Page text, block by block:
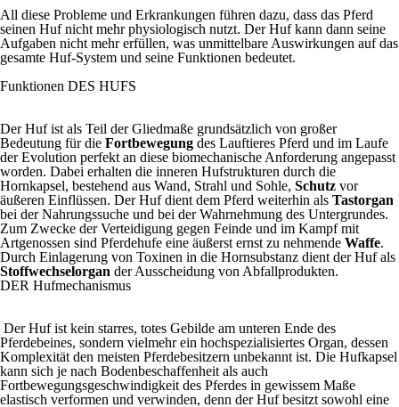
All diese Probleme und Erkrankungen führen dazu, dass das Pferd
seinen Huf nicht mehr physiologisch nutzt. Der Huf kann dann seine
Aufgaben nicht mehr erfüllen, was unmittelbare Auswirkungen auf das
gesamte Huf-System und seine Funktionen bedeutet.
Funktionen DES HUFS
Der Huf ist als Teil der Gliedmaße grundsätzlich von großer
Bedeutung für die Fortbewegung des Lauftieres Pferd und im Laufe
der Evolution perfekt an diese biomechanische Anforderung angepasst
worden. Dabei erhalten die inneren Hufstrukturen durch die
Hornkapsel, bestehend aus Wand, Strahl und Sohle, Schutz vor
äußeren Einflüssen. Der Huf dient dem Pferd weiterhin als Tastorgan
bei der Nahrungssuche und bei der Wahrnehmung des Untergrundes.
Zum Zwecke der Verteidigung gegen Feinde und im Kampf mit
Artgenossen sind Pferdehufe eine äußerst ernst zu nehmende Waffe.
Durch Einlagerung von Toxinen in die Hornsubstanz dient der Huf als
Stoffwechselorgan der Ausscheidung von Abfallprodukten.
DER Hufmechanismus
Der Huf ist kein starres, totes Gebilde am unteren Ende des
Pferdebeines, sondern vielmehr ein hochspezialisiertes Organ, dessen
Komplexität den meisten Pferdebesitzern unbekannt ist. Die Hufkapsel
kann sich je nach Bodenbeschaffenheit als auch
Fortbewegungsgeschwindigkeit des Pferdes in gewissem Maße
elastisch verformen und verwinden, denn der Huf besitzt sowohl eine